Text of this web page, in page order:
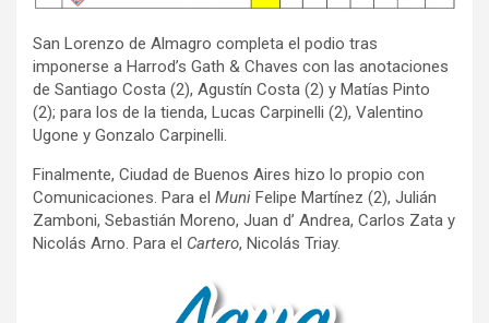
San Lorenzo de Almagro completa el podio tras
imponerse a Harrod’s Gath & Chaves con las anotaciones
de Santiago Costa (2), Agustín Costa (2) y Matías Pinto
(2); para los de la tienda, Lucas Carpinelli (2), Valentino
Ugone y Gonzalo Carpinelli.
Finalmente, Ciudad de Buenos Aires hizo lo propio con
Comunicaciones. Para el Muni Felipe Martínez (2), Julián
Zamboni, Sebastián Moreno, Juan d’ Andrea, Carlos Zata y
Nicolás Arno. Para el Cartero, Nicolás Triay.